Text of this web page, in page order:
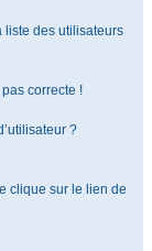
liste des utilisateurs
correcte !
?
clique sur le lien de